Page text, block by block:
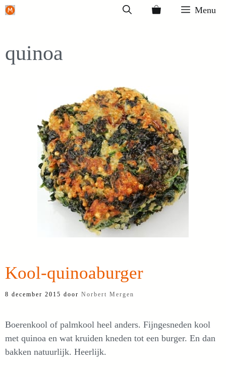
Ga
Menu
quinoa
Kool-quinoaburger
8 december 2015 door Norbert Mergen
Boerenkool of palmkool heel anders. Fijngesneden kool
met quinoa en wat kruiden kneden tot een burger. En dan
bakken natuurlijk. Heerlijk.